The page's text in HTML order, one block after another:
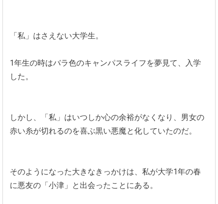
「私」はさえない大学生。
1年生の時はバラ色のキャンパスライフを夢見て、入学
した。
しかし、「私」はいつしか心の余裕がなくなり、男女の
赤い糸が切れるのを喜ぶ黒い悪魔と化していたのだ。
そのようになった大きなきっかけは、私が大学1年の春
に悪友の「小津」と出会ったことにある。